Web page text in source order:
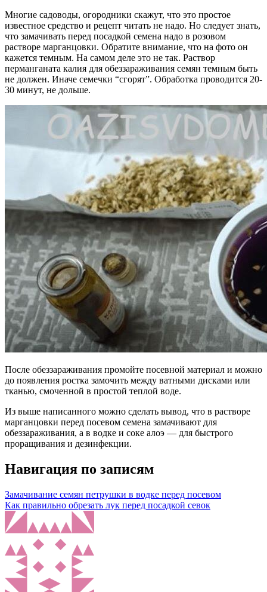
Многие садоводы, огородники скажут, что это простое
известное средство и рецепт читать не надо. Но следует знать,
что замачивать перед посадкой семена надо в розовом
растворе марганцовки. Обратите внимание, что на фото он
кажется темным. На самом деле это не так. Раствор
перманганата калия для обеззараживания семян темным быть
не должен. Иначе семечки “сгорят”. Обработка проводится 20-
30 минут, не дольше.
После обеззараживания промойте посевной материал и можно
до появления ростка замочить между ватными дисками или
тканью, смоченной в простой теплой воде.
Из выше написанного можно сделать вывод, что в растворе
марганцовки перед посевом семена замачивают для
обеззараживания, а в водке и соке алоэ — для быстрого
проращивания и дезинфекции.
Навигация по записям
Замачивание семян петрушки в водке перед посевом
Как правильно обрезать лук перед посадкой севок